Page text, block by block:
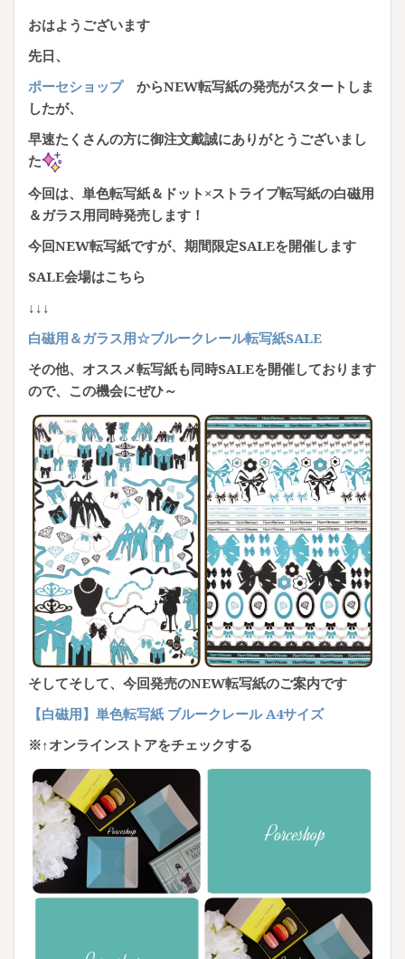
おはようございます
先日、
ポーセショップ
からNEW転写紙の発売がスタートしま
したが、
早速たくさんの方に御注文戴誠にありがとうございまし
た
今回は、単色転写紙＆ドット×ストライプ転写紙の白磁用
＆ガラス用同時発売します！
今回NEW転写紙ですが、期間限定SALEを開催します
SALE会場はこちら
↓↓↓
白磁用＆ガラス用☆ブルークレール転写紙SALE
その他、オススメ転写紙も同時SALEを開催しております
ので、この機会にぜひ～
そしてそして、今回発売のNEW転写紙のご案内です
【白磁用】単色転写紙 ブルークレール A4サイズ
※↑オンラインストアをチェックする